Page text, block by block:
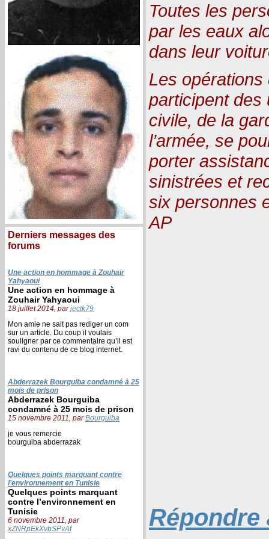
Derniers messages des
forums
Une action en hommage à Zouhair
Yahyaoui
Une action en hommage à
Zouhair Yahyaoui
18 juillet 2014, parjectk79
Mon amie ne sait pas rediger un com
sur un article. Du coup il voulais
souligner par ce commentaire qu’il est
ravi du contenu de ce blog internet.
Abderrazek Bourguiba condamné à 25
mois de prison
Abderrazek Bourguiba
condamné à 25 mois de prison
15 novembre 2011, parBourguiba
je vous remercie
bourguiba abderrazak
Quelques points marquant contre
l’environnement en Tunisie
Quelques points marquant
contre l’environnement en
Tunisie
6 novembre 2011, par
xZNRpEkXvbSPvAf
Toutes les
par les eaux
dans leur
Les
participent des
civile, de la
l’armée, se
porter
sinistrées et
six personnes
AP
Répondre